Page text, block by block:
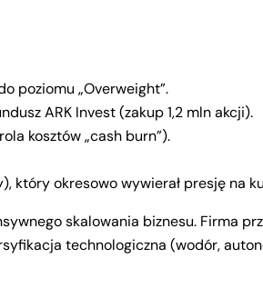
poziomu „Overweight”.
ARK Invest (zakup 1,2 mln akcji).
kosztów „cash burn”).
który okresowo wywierał presję na
skalowania biznesu. Firma
technologiczna (wodór,